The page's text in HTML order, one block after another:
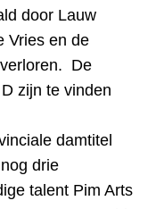
door Lauw
Vries en de
De
zijn te vinden
damtitel
drie
talent Pim Arts